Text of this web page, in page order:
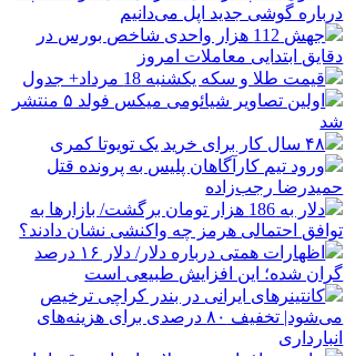
درباره گوشی جدید اپل می‌دانیم
جهش 112 هزار واحدی شاخص بورس در
دقایق ابتدایی معاملات امروز
قیمت طلا و سکه یکشنبه 18 مرداد+ جدول
اولین تصاویر شیائومی میکس فولد ۵ منتشر
شد
۴۸ سال کار برای خرید یک تویوتا کمری
ورود تیم کارآگاهان پلیس به پرونده قتل
حمیدرضا رجب‌زاده
دلار به 186 هزار تومان برگشت/ بازارها به
توافق احتمالی هرمز چه واکنشی نشان دادند؟
اظهارات همتی درباره دلار/ دلار ۱۶ درصد
گران شده؛ این افزایش طبیعی است
کانتینرهای ایرانی در بندر کراچی ترخیص
می‌شود| تخفیف ۸۰ درصدی برای هزینه‌های
انبارداری